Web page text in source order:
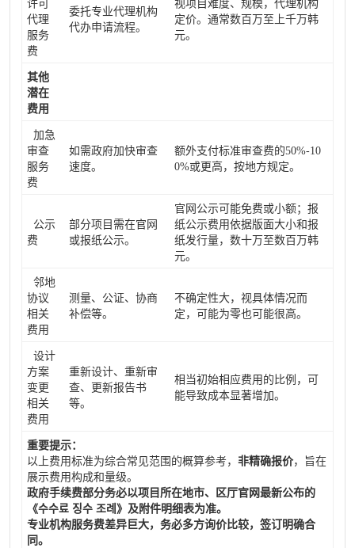
许可
代理
服务
费
委托专业代理机构
代办申请流程。
视项目难度、规模，代理机构
定价。通常数百万至上千万韩
元。
其他
潜在
费用
加急
审查
服务
费
如需政府加快审查
速度。
额外支付标准审查费的50%-10
0%或更高，按地方规定。
公示
费
部分项目需在官网
或报纸公示。
官网公示可能免费或小额；报
纸公示费用依据版面大小和报
纸发行量，数十万至数百万韩
元。
邻地
协议
相关
费用
测量、公证、协商
补偿等。
不确定性大，视具体情况而
定，可能为零也可能很高。
设计
方案
变更
相关
费用
重新设计、重新审
查、更新报告书
等。
相当初始相应费用的比例，可
能导致成本显著增加。
重要提示：
以上费用标准为综合常见范围的概算参考， 非精确报价，旨在
展示费用构成和量级。
政府手续费部分务必以项目所在地市、区厅官网最新公布的
《수수료 징수 조례》及附件明细表为准。
专业机构服务费差异巨大，务必多方询价比较，签订明确合
同。